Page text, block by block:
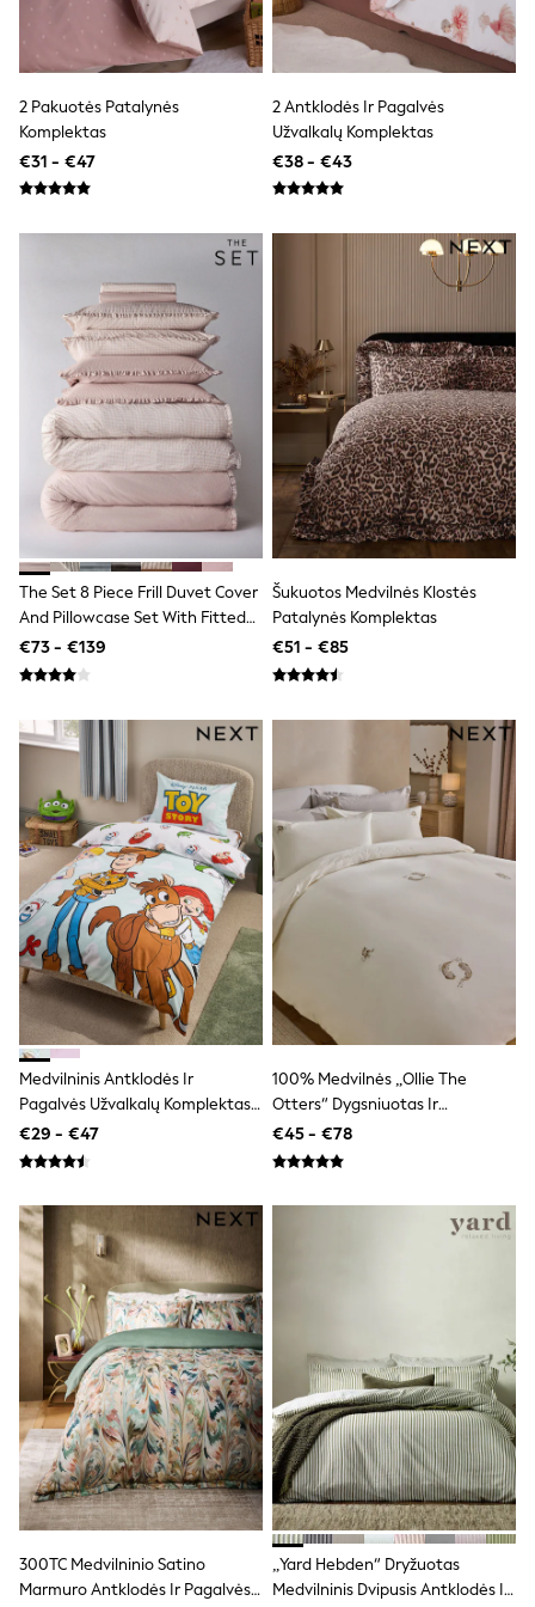
Trending: Clogs
Toy Story
THE SET
98 - 110cm
116 - 134cm
Coats & Jackets
Sweatshirts & Hoodies
Knitwear
Sets & Outfits
Tops
Nightwear & Pyjamas
Trousers & Leggings
Shirts & Blouses
Swimwear
Jeans
Jumpsuits & Playsuits
All Holiday Shop
Tops
Dresses
Shorts
Sandals & Sliders
Sun Hats & Caps
All Footwear
New In
Boots
Half Sizes
Slippers
Trainers
Wellies
Wide Fit
Shoes
All Underwear
New In
Nighties
Pyjamas
Robes
All Bags & Accessories
Bags
All Occasionwear
Dresses
Shoes
Cardigans
Skirts
Denim Jackets
Raincoats
Waterproof
Shackets
Puddlesuits
Gilets
Fleeces
Teddy Borg
Puffers
Snowsuits
Shop all
Disney
Marvel
2 Pakuotės Patalynės
Komplektas
€31 - €47
2 Antklodės Ir Pagalvės
Užvalkalų Komplektas
€38 - €43
The Set 8 Piece Frill Duvet Cover
And Pillowcase Set With Fitted
Sheets
€73 - €139
Šukuotos Medvilnės Klostės
Patalynės Komplektas
€51 - €85
Medvilninis Antklodės Ir
Pagalvės Užvalkalų Komplektas
„Toy Story“
€29 - €47
100% Medvilnės „Ollie The
Otters“ Dygsniuotas Ir
Siuvinėtas Patalynės
Komplektas
€45 - €78
300TC Medvilninio Satino
Marmuro Antklodės Ir Pagalvės
„Yard Hebden“ Dryžuotas
Medvilninis Dvipusis Antklodės Ir